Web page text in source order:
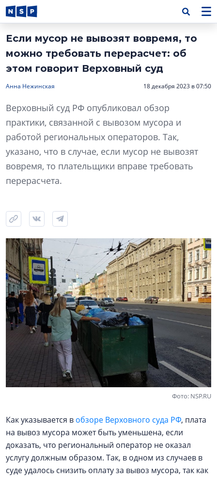
Если мусор не вывозят вовремя, то
можно требовать перерасчет: об
этом говорит Верховный суд
Анна Нежинская 18 декабря 2023 в 07:50
Верховный суд РФ опубликовал обзор
практики, связанной с вывозом мусора и
работой региональных операторов. Так,
указано, что в случае, если мусор не вывозят
вовремя, то плательщики вправе требовать
перерасчета.
Фото: NSP.RU
Как указывается в обзоре Верховного суда РФ, плата
на вывоз мусора может быть уменьшена, если
доказать, что региональный оператор не оказал
услугу должным образом. Так, в одном из случаев в
суде удалось снизить оплату за вывоз мусора, так как